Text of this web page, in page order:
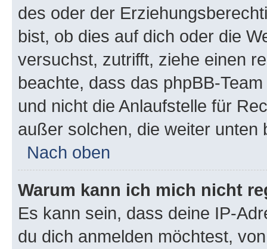
des oder der
bist, ob dies auf dich oder die
versuchst, zutrifft, ziehe einen
beachte, dass das phpBB-
und nicht die Anlaufstelle für
außer solchen, die weiter unten
Nach oben
Warum kann ich mich nicht
Es kann sein, dass deine IP-
du dich anmelden möchtest,